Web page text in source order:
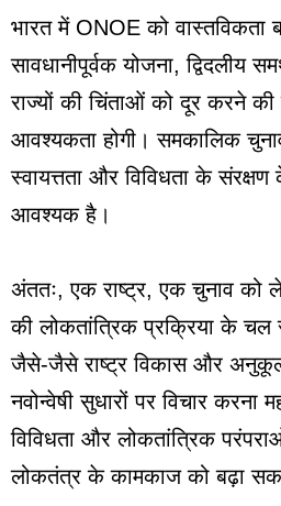
भारत में ONOE को वास्तविकता
सावधानीपूर्वक योजना, द्विदलीय
राज्यों की चिंताओं को दूर करने की
आवश्यकता होगी। समकालिक
स्वायत्तता और विविधता के
आवश्यक है।
अंततः, एक राष्ट्र, एक चुनाव को
की लोकतांत्रिक प्रक्रिया के चल
जैसे-जैसे राष्ट्र विकास और
नवोन्वेषी सुधारों पर विचार करना
विविधता और लोकतांत्रिक
लोकतंत्र के कामकाज को बढ़ा